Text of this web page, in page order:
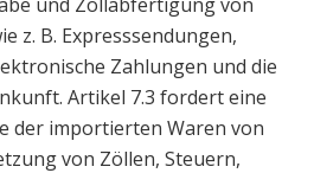
und Zollabfertigung von
z. B. Expresssendungen,
Zahlungen und die
Artikel 7.3 fordert eine
der importierten Waren von
von Zöllen, Steuern,